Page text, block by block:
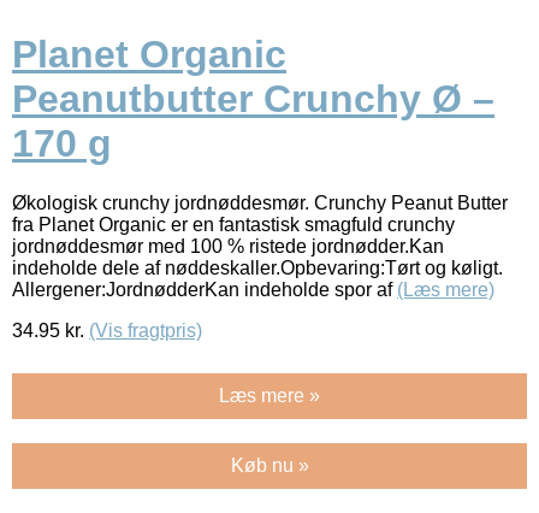
Planet Organic
Peanutbutter Crunchy Ø –
170 g
Økologisk crunchy jordnøddesmør. Crunchy Peanut Butter
fra Planet Organic er en fantastisk smagfuld crunchy
jordnøddesmør med 100 % ristede jordnødder.Kan
indeholde dele af nøddeskaller.Opbevaring:Tørt og køligt.
Allergener:JordnødderKan indeholde spor af (Læs mere)
34.95 kr. (Vis fragtpris)
Læs mere »
Køb nu »